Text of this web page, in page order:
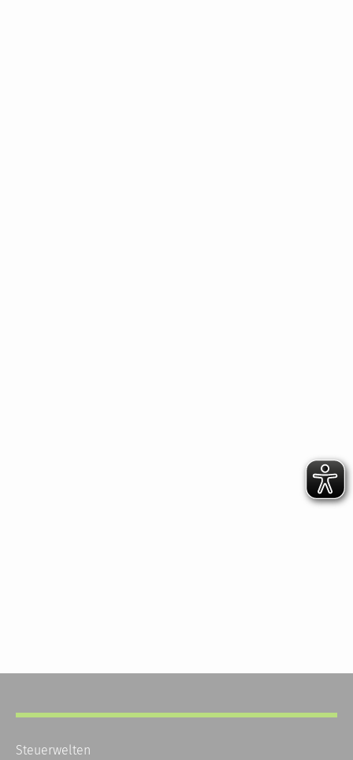
Steuerwelten